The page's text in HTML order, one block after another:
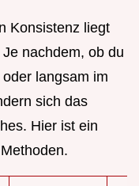
Konsistenz liegt
nachdem, ob du
langsam im
sich das
Hier ist ein